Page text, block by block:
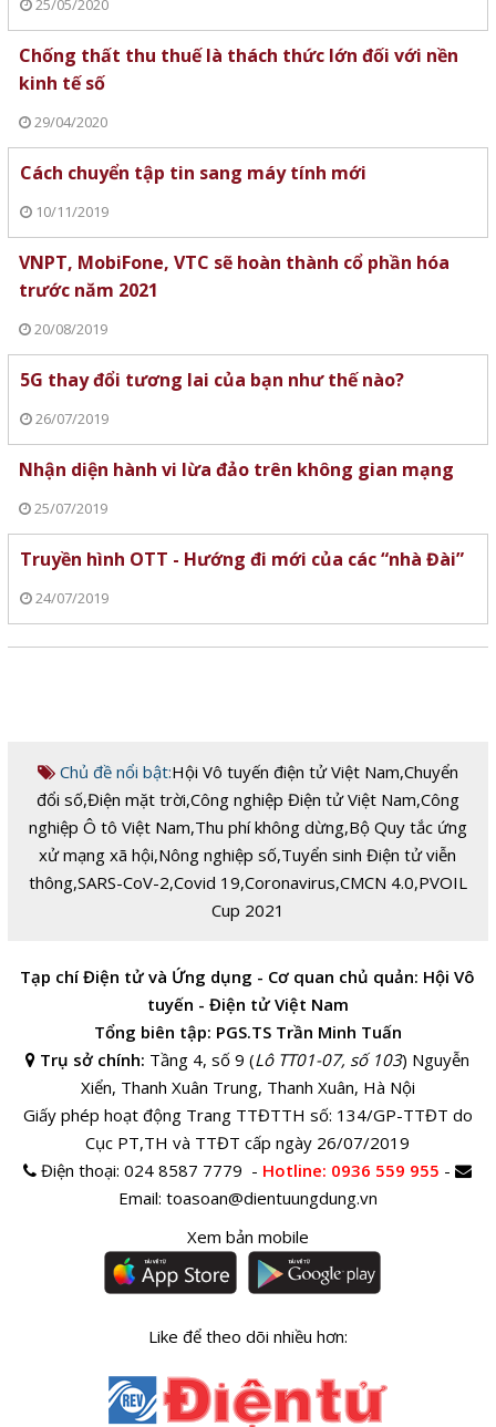
25/05/2020
Chống thất thu thuế là thách thức lớn đối với nền
kinh tế số
29/04/2020
Cách chuyển tập tin sang máy tính mới
10/11/2019
VNPT, MobiFone, VTC sẽ hoàn thành cổ phần hóa
trước năm 2021
20/08/2019
5G thay đổi tương lai của bạn như thế nào?
26/07/2019
Nhận diện hành vi lừa đảo trên không gian mạng
25/07/2019
Truyền hình OTT - Hướng đi mới của các “nhà Đài”
24/07/2019
Chủ đề nổi bật:Hội Vô tuyến điện tử Việt Nam,Chuyển
đổi số,Điện mặt trời,Công nghiệp Điện tử Việt Nam,Công
nghiệp Ô tô Việt Nam,Thu phí không dừng,Bộ Quy tắc ứng
xử mạng xã hội,Nông nghiệp số,Tuyển sinh Điện tử viễn
thông,SARS-CoV-2,Covid 19,Coronavirus,CMCN 4.0,PVOIL
Cup 2021
Tạp chí Điện tử và Ứng dụng - Cơ quan chủ quản: Hội Vô
tuyến - Điện tử Việt Nam
Tổng biên tập: PGS.TS Trần Minh Tuấn
Trụ sở chính: Tầng 4, số 9 (Lô TT01-07, số 103) Nguyễn
Xiển, Thanh Xuân Trung, Thanh Xuân, Hà Nội
Giấy phép hoạt động Trang TTĐTTH số: 134/GP-TTĐT do
Cục PT,TH và TTĐT cấp ngày 26/07/2019
Điện thoại:024 8587 7779 - Hotline: 0936 559 955 -
Email: toasoan@dientuungdung.vn
Xem bản mobile
Like để theo dõi nhiều hơn: